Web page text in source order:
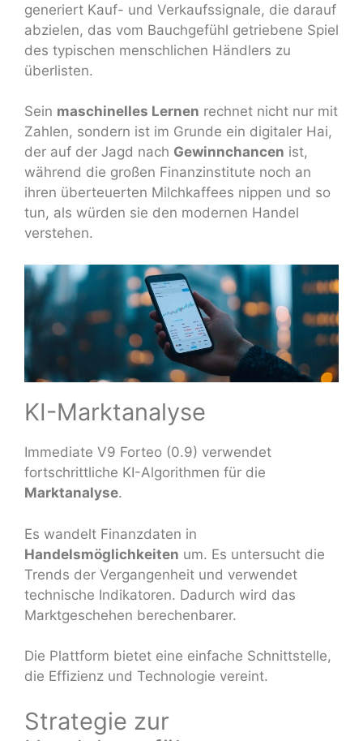
generiert Kauf- und Verkaufssignale, die darauf
abzielen, das vom Bauchgefühl getriebene Spiel
des typischen menschlichen Händlers zu
überlisten.
Sein maschinelles Lernen rechnet nicht nur mit
Zahlen, sondern ist im Grunde ein digitaler Hai,
der auf der Jagd nach Gewinnchancen ist,
während die großen Finanzinstitute noch an
ihren überteuerten Milchkaffees nippen und so
tun, als würden sie den modernen Handel
verstehen.
KI-Marktanalyse
Immediate V9 Forteo (0.9) verwendet
fortschrittliche KI-Algorithmen für die
Marktanalyse.
Es wandelt Finanzdaten in
Handelsmöglichkeiten um. Es untersucht die
Trends der Vergangenheit und verwendet
technische Indikatoren. Dadurch wird das
Marktgeschehen berechenbarer.
Die Plattform bietet eine einfache Schnittstelle,
die Effizienz und Technologie vereint.
Strategie zur